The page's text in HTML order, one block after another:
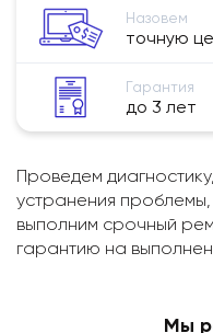
Назовем
точную
Гарантия
до 3 лет
Проведем
устранения
выполним срочный
гарантию на
Мы